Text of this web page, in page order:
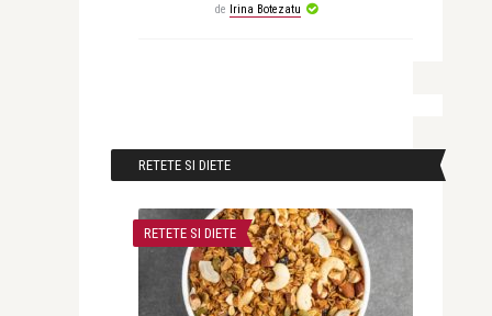
de Irina Botezatu
RETETE SI DIETE
RETETE SI DIETE